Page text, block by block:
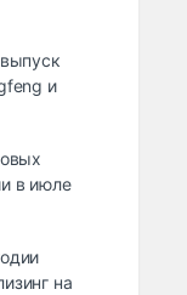
и
в июле
на